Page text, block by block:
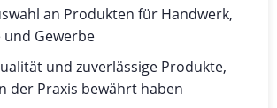
an Produkten für Handwerk,
Gewerbe
und zuverlässige Produkte,
der Praxis bewährt haben